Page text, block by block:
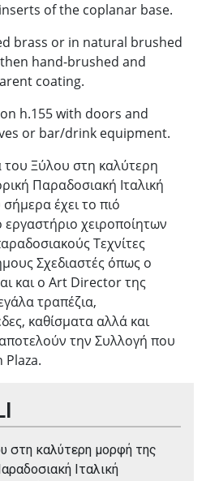
of the coplanar base.
brass or in natural brushed
hand-brushed and
coating.
h.155 with doors and
or bar/drink equipment.
του Ξύλου στη καλύτερη
Παραδοσιακή Ιταλική
έχει το πιό
εργαστήριο χειροποίητων
Τεχνίτες
Σχεδιαστές όπως ο
και ο Art Director της
τραπέζια,
καθίσματα αλλά και
αποτελούν την Συλλογή που
Plaza.
στη καλύτερη μορφή της
Ιταλική